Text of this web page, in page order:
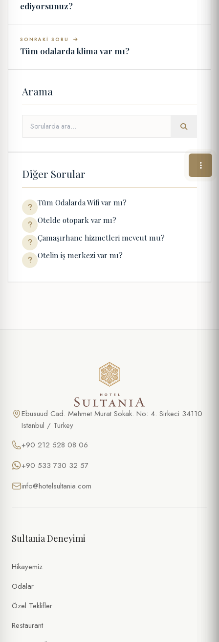
ediyorsunuz?
SONRAKI SORU
Tüm odalarda klima var mı?
Arama
Diğer Sorular
Tüm Odalarda Wifi var mı?
Otelde otopark var mı?
Çamaşırhane hizmetleri mevcut mu?
Otelin iş merkezi var mı?
Ebusuud Cad. Mehmet Murat Sokak. No: 4. Sirkeci 34110
Istanbul / Turkey
+90 212 528 08 06
+90 533 730 32 57
info@hotelsultania.com
Sultania Deneyimi
Hikayemiz
Odalar
Özel Teklifler
Restaurant